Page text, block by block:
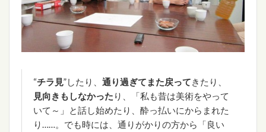
“チラ見”したり、 通り過ぎてまた戻ってきたり、
見向きもしなかった り、「私も昔は美術をやって
いて～」と話し始めたり、酔っ払いにからまれた
り……。でも時には、通りがかりの方から「良い